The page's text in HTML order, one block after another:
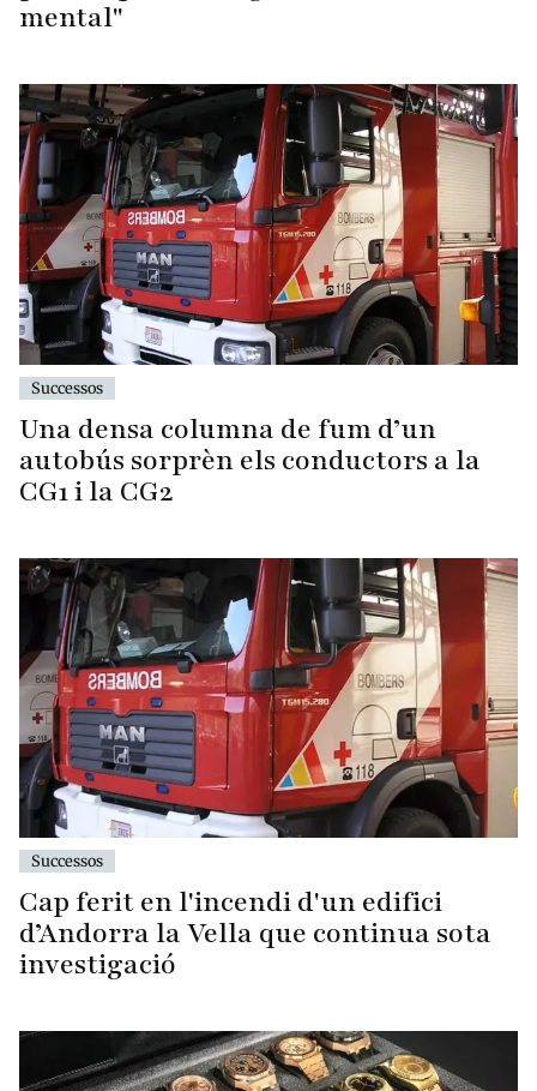
mental"
Successos
Una densa columna de fum d’un
autobús sorprèn els conductors a la
CG1 i la CG2
Successos
Cap ferit en l'incendi d'un edifici
d’Andorra la Vella que continua sota
investigació